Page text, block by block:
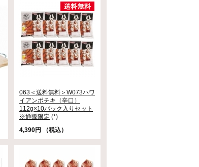
063＜送料無料＞W073ハワ
イアンポチキ（辛口）
112g×10パック入りセット
※通販限定 (*)
4,390円 （税込）